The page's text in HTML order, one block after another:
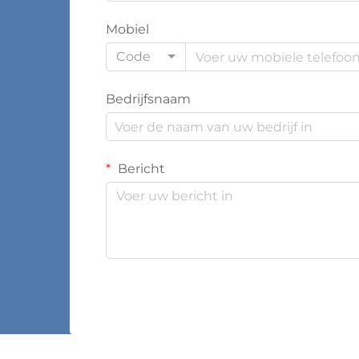
Mobiel
Code
Bedrijfsnaam
Bericht